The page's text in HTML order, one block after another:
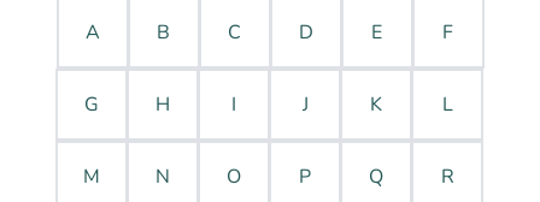
A B C D E F
G H I J K L
M N O P Q R